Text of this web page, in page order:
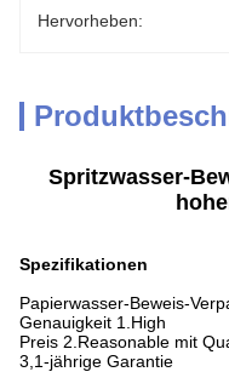
Hervorheben:
Spritzwasser-
Spezifikationen
Papierwasser-Beweis-
Genauigkeit 1.High
Preis 2.Reasonable mit
3,1-jährige Garantie